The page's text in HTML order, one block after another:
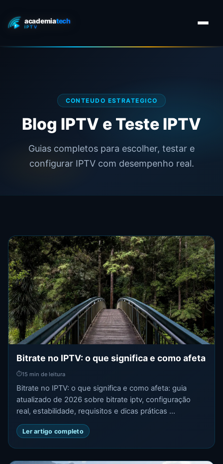
CONTEUDO ESTRATEGICO
Blog IPTV e Teste IPTV
Guias completos para escolher, testar e
configurar IPTV com desempenho real.
Bitrate no IPTV: o que significa e como afeta
⏱15 min de leitura
Bitrate no IPTV: o que significa e como afeta: guia
atualizado de 2026 sobre bitrate iptv, configuração
real, estabilidade, requisitos e dicas práticas ...
Ler artigo completo